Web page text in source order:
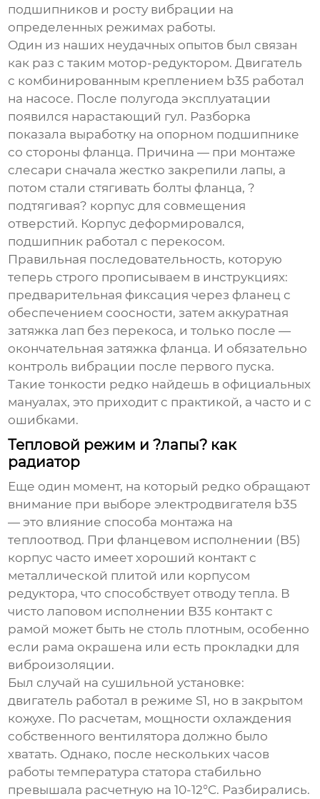
подшипников и росту вибрации на
определенных режимах работы.
Один из наших неудачных опытов был связан
как раз с таким мотор-редуктором. Двигатель
с комбинированным креплением b35 работал
на насосе. После полугода эксплуатации
появился нарастающий гул. Разборка
показала выработку на опорном подшипнике
со стороны фланца. Причина — при монтаже
слесари сначала жестко закрепили лапы, а
потом стали стягивать болты фланца, ?
подтягивая? корпус для совмещения
отверстий. Корпус деформировался,
подшипник работал с перекосом.
Правильная последовательность, которую
теперь строго прописываем в инструкциях:
предварительная фиксация через фланец с
обеспечением соосности, затем аккуратная
затяжка лап без перекоса, и только после —
окончательная затяжка фланца. И обязательно
контроль вибрации после первого пуска.
Такие тонкости редко найдешь в официальных
мануалах, это приходит с практикой, а часто и с
ошибками.
Тепловой режим и ?лапы? как
радиатор
Еще один момент, на который редко обращают
внимание при выбореэлектродвигателя b35
— это влияние способа монтажа на
теплоотвод. При фланцевом исполнении (B5)
корпус часто имеет хороший контакт с
металлической плитой или корпусом
редуктора, что способствует отводу тепла. В
чисто лаповом исполнении B35 контакт с
рамой может быть не столь плотным, особенно
если рама окрашена или есть прокладки для
виброизоляции.
Был случай на сушильной установке:
двигатель работал в режиме S1, но в закрытом
кожухе. По расчетам, мощности охлаждения
собственного вентилятора должно было
хватать. Однако, после нескольких часов
работы температура статора стабильно
превышала расчетную на 10-12°C. Разбирались.